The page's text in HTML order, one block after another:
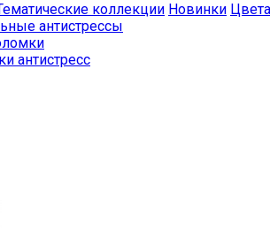
коллекции Новинки Цвета
антистрессы
антистресс